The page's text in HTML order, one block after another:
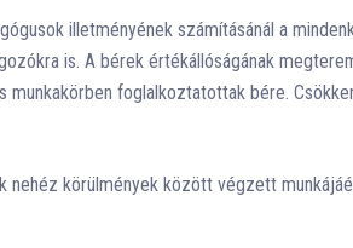
illetményének számításánál a
is. A bérek értékállóságának
foglalkoztatottak bére.
nehéz körülmények között végzett